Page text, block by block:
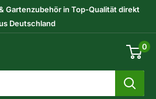
Gartenzubehör in Top-Qualität direkt
Deutschland
0